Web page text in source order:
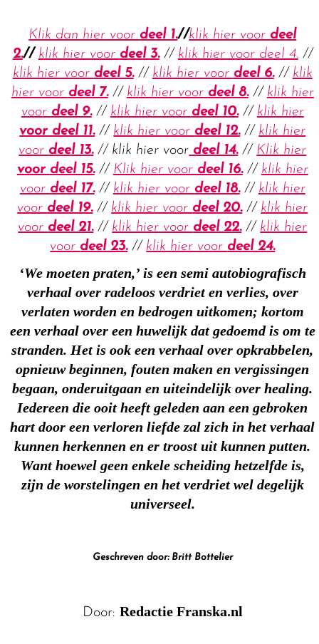
Klik dan hier voor deel 1.//klik hier voor deel
2.// klik hier voor deel 3.// klik hier voor deel 4.//
klik hier voor deel 5.// klik hier voor deel 6.// klik
hier voor deel 7.// klik hier voor deel 8.// klik hier
voor deel 9.// klik hier voor deel 10.// klik hier
voor deel 11.// klik hier voor deel 12.// klik hier
voor deel 13.// klik hier voor deel 14.// Klik hier
voor deel 15.// Klik hier voor deel 16.// klik hier
voor deel 17.// klik hier voor deel 18.// klik hier
voor deel 19.// klik hier voor deel 20.// klik hier
voor deel 21.// klik hier voor deel 22.// klik hier
voor deel 23.// klik hier voor deel 24.
‘We moeten praten,’ is een semi autobiografisch
verhaal over radeloos verdriet en verlies, over
verlaten worden en bedrogen uitkomen; kortom
een verhaal over een huwelijk dat gedoemd is om te
stranden. Het is ook een verhaal over opkrabbelen,
opnieuw beginnen, fouten maken en vergissingen
begaan, onderuitgaan en uiteindelijk over healing.
Iedereen die ooit heeft geleden aan een gebroken
hart door een verloren liefde zal zich in het verhaal
kunnen herkennen en er troost uit kunnen putten.
Want hoewel geen enkele scheiding hetzelfde is,
zijn de worstelingen en het verdriet wel degelijk
universeel.
Geschreven door: Britt Bottelier
Door: Redactie Franska.nl